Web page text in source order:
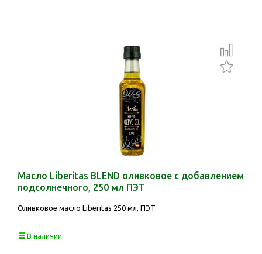
Масло Liberitas BLEND оливковое с добавлением
подсолнечного, 250 мл ПЭТ
Оливковое масло Liberitas 250 мл, ПЭТ
В наличии